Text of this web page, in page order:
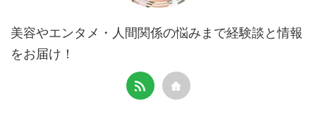
美容やエンタメ・人間関係の悩みまで経験談と情報
をお届け！